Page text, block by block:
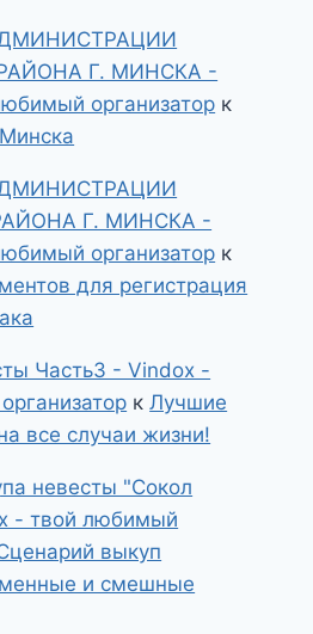
Г. МИНСКА -
организатор к
Г. МИНСКА -
организатор к
для регистрация
Часть3 - Vindox -
кЛучшие
все случаи жизни!
невесты "Сокол
- твой любимый
выкуп
и смешные